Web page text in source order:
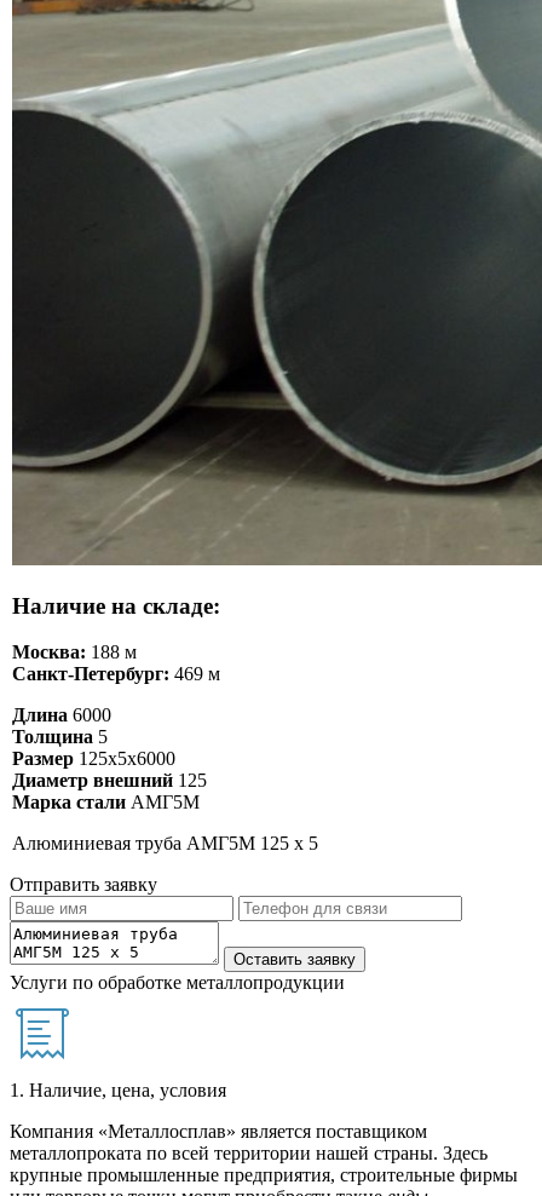
Наличие на складе:
Москва: 188 м
Санкт-Петербург: 469 м
Длина 6000
Толщина 5
Размер 125х5х6000
Диаметр внешний 125
Марка стали АМГ5М
Алюминиевая труба АМГ5М 125 х 5
Отправить заявку
Услуги по обработке металлопродукции
1. Наличие, цена, условия
Компания «Металлосплав» является поставщиком
металлопроката по всей территории нашей страны. Здесь
крупные промышленные предприятия, строительные фирмы